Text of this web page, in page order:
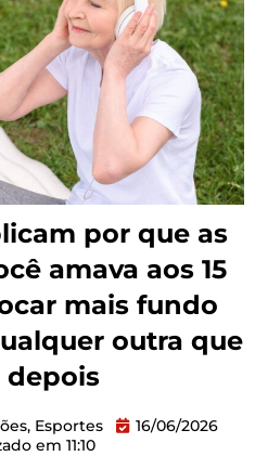
por que as
amava aos 15
mais fundo
outra que
depois
, Esportes
16/06/2026
em 11:10